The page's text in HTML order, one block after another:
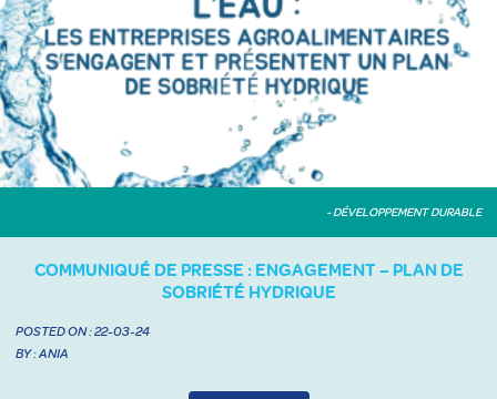
- DÉVELOPPEMENT DURABLE
COMMUNIQUÉ DE PRESSE : ENGAGEMENT – PLAN DE
SOBRIÉTÉ HYDRIQUE
POSTED ON :22-03-24
BY : ANIA